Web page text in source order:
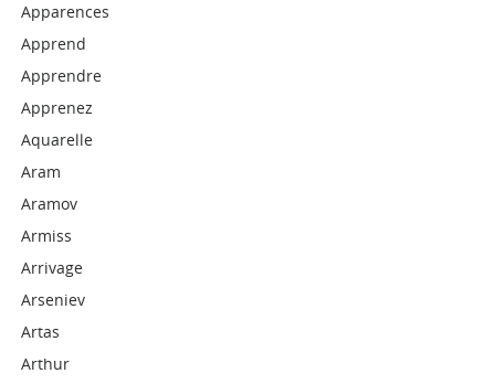
Apparences
Apprend
Apprendre
Apprenez
Aquarelle
Aram
Aramov
Armiss
Arrivage
Arseniev
Artas
Arthur